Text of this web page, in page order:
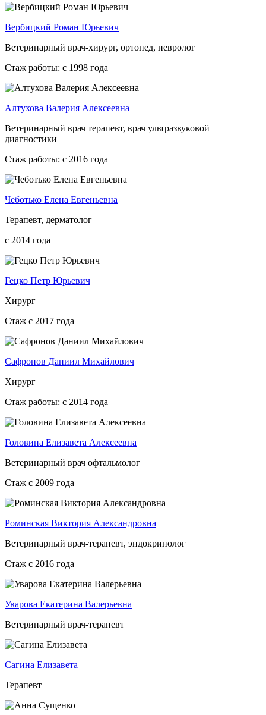
Вербицкий Роман Юрьевич
Ветеринарный врач-хирург, ортопед, невролог
Стаж работы: с 1998 года
Алтухова Валерия Алексеевна
Ветеринарный врач терапевт, врач ультразвуковой
диагностики
Стаж работы: с 2016 года
Чеботько Елена Евгеньевна
Терапевт, дерматолог
с 2014 года
Гецко Петр Юрьевич
Хирург
Стаж с 2017 года
Сафронов Даниил Михайлович
Хирург
Стаж работы: с 2014 года
Головина Елизавета Алексеевна
Ветеринарный врач офтальмолог
Стаж с 2009 года
Роминская Виктория Александровна
Ветеринарный врач-терапевт, эндокринолог
Стаж с 2016 года
Уварова Екатерина Валерьевна
Ветеринарный врач-терапевт
Сагина Елизавета
Терапевт